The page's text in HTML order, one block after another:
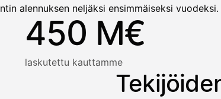
alennuksen neljäksi ensimmäiseksi vuodeksi.
450 M€
laskutettu kauttamme